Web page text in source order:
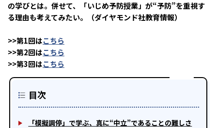
の学びとは。併せて、「いじめ予防授業」が“予防”を重視す
る理由も考えてみたい。（ダイヤモンド社教育情報）
>>第1回はこちら
>>第2回はこちら
>>第3回はこちら
目次
「模擬調停」で学ぶ、真に“中立”であることの難しさ